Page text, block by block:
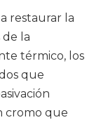
restaurar la
la
térmico, los
que
cromo que